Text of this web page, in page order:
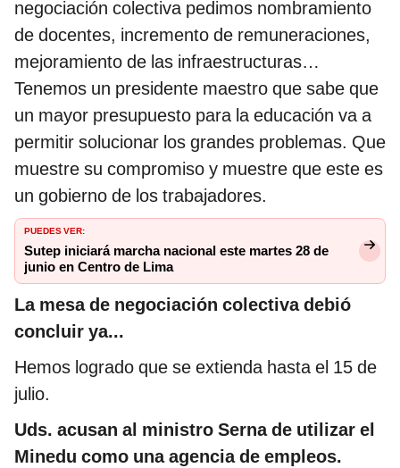
negociación colectiva pedimos nombramiento
de docentes, incremento de remuneraciones,
mejoramiento de las infraestructuras…
Tenemos un presidente maestro que sabe que
un mayor presupuesto para la educación va a
permitir solucionar los grandes problemas. Que
muestre su compromiso y muestre que este es
un gobierno de los trabajadores.
PUEDES VER:
Sutep iniciará marcha nacional este martes 28 de
junio en Centro de Lima
La mesa de negociación colectiva debió
concluir ya...
Hemos logrado que se extienda hasta el 15 de
julio.
Uds. acusan al ministro Serna de utilizar el
Minedu como una agencia de empleos.